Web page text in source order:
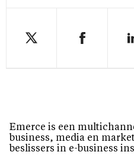
Emerce is een
business, media en
beslissers in e-business